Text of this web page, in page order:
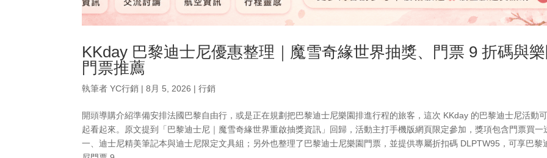
KKday 巴黎迪士尼優惠整理｜魔雪奇緣世界抽獎、門票 9 折碼與
門票推薦
執筆者YC行銷 |8月 5, 2026 |行銷
開頭導購介紹準備安排法國巴黎自由行，或是正在規劃把巴黎迪士尼樂園排進行程的旅客，這次 KKday 的巴黎迪士尼活動
起看起來。原文提到「巴黎迪士尼｜魔雪奇緣世界重啟抽獎資訊」回歸，活動主打手機版網頁限定參加，獎項包含門票買一
一、迪士尼精美筆記本與迪士尼限定文具組；另外也整理了巴黎迪士尼樂園門票，並提供專屬折扣碼 DLPTW95，可享巴黎